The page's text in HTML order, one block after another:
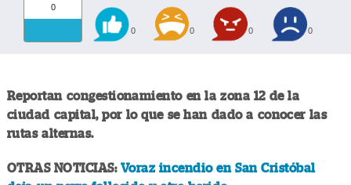
0
0 0 0 0
Reportan congestionamiento en la zona 12 de la
ciudad capital, por lo que se han dado a conocer las
rutas alternas.
OTRAS NOTICIAS: Voraz incendio en San Cristóbal